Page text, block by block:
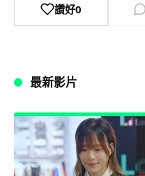
讚好0
最新影片